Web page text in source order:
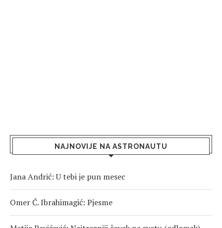
NAJNOVIJE NA ASTRONAUTU
Jana Andrić: U tebi je pun mesec
Omer Ć. Ibrahimagić: Pjesme